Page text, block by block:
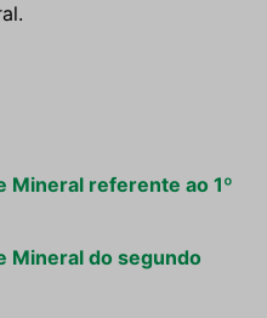
Mineral referente ao 1º
Mineral do segundo